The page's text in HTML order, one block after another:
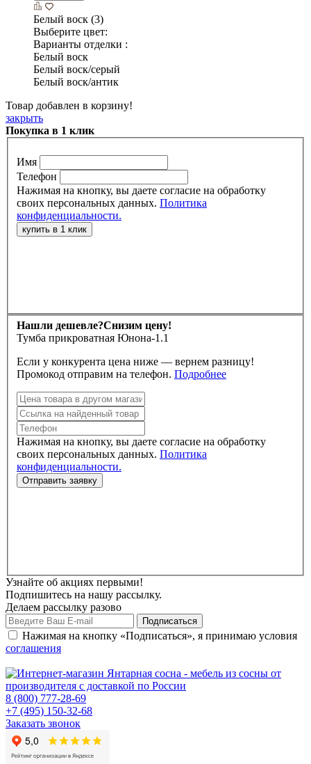
Белый воск (3)
Выберите цвет:
Варианты отделки :
Белый воск
Белый воск/серый
Белый воск/антик
Товар добавлен в корзину!
закрыть
Покупка в 1 клик
Имя
Телефон
Нажимая на кнопку, вы даете согласие на обработку
своих персональных данных. Политика
конфиденциальности.
Нашли дешевле?Снизим цену!
Тумба прикроватная Юнона-1.1
Если у конкурента цена ниже — вернем разницу!
Промокод отправим на телефон. Подробнее
Нажимая на кнопку, вы даете согласие на обработку
своих персональных данных. Политика
конфиденциальности.
Узнайте об акциях первыми!
Подпишитесь на нашу рассылку.
Делаем рассылку разово
Нажимая на кнопку «Подписаться», я принимаю условия
соглашения
8 (800) 777-28-69
+7 (495) 150-32-68
Заказать звонок